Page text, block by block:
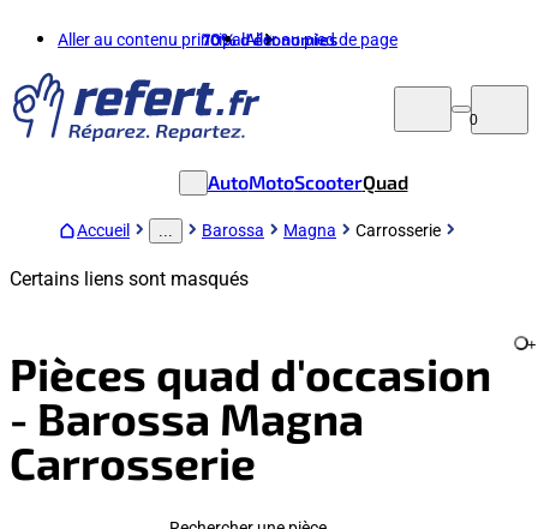
Aller au contenu principalAller au pied de page
70%d'économies
0
AutoMotoScooterQuad
Accueil Barossa Magna Carrosserie
Certains liens sont masqués
Pièces quad d'occasion
- Barossa Magna
Carrosserie
+